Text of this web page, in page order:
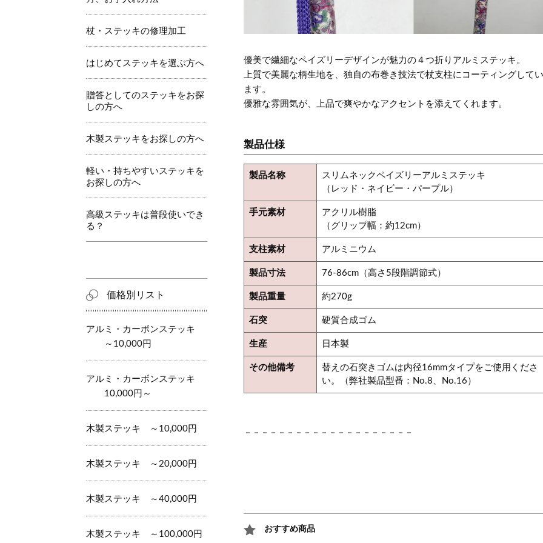
優美で繊細なペイズリーデザインが魅力の４つ折りアルミステッキ。
上質で美麗な柄生地を、独自の布巻き技法で杖支柱にコーティングしてい
ます。
優雅な雰囲気が、上品で爽やかなアクセントを添えてくれます。
製品仕様
製品名称
スリムネックペイズリーアルミステッキ
（レッド・ネイビー・パープル）
手元素材
アクリル樹脂
（グリップ幅：約12cm）
支柱素材 アルミニウム
製品寸法 76-86cm（高さ5段階調節式）
製品重量 約270g
石突 硬質合成ゴム
生産 日本製
その他備考
替えの石突きゴムは内径16mmタイプをご使用くださ
い。（弊社製品型番：No.8、No.16）
－－－－－－－－－－－－－－－－－－－－
おすすめ商品
杖・ステッキの修理加工
はじめてステッキを選ぶ方へ
贈答としてのステッキをお探
しの方へ
木製ステッキをお探しの方へ
軽い・持ちやすいステッキを
お探しの方へ
高級ステッキは普段使いでき
る？
価格別リスト
アルミ・カーボンステッキ
～10,000円
アルミ・カーボンステッキ
10,000円～
木製ステッキ ～10,000円
木製ステッキ ～20,000円
木製ステッキ ～40,000円
木製ステッキ ～100,000円